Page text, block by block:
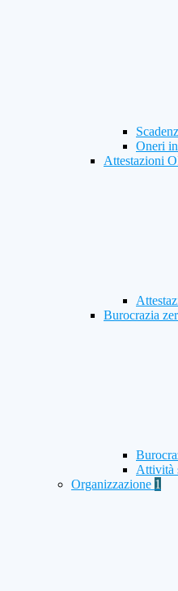
Oneri
Attestazioni
Burocrazia
Attività
Organizzazione 1